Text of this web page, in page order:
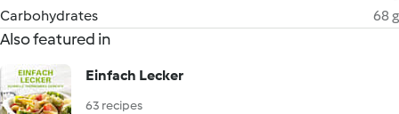
Carbohydrates
68 g
Also featured in
Einfach Lecker
63 recipes